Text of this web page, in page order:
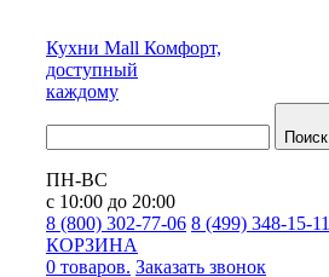
Кухни Mall Комфорт,
доступный
каждому
Поиск
ПН-ВС
с 10:00 до 20:00
8 (800) 302-77-06 8 (499) 348-15-11
КОРЗИНА
0 товаров. Заказать звонок